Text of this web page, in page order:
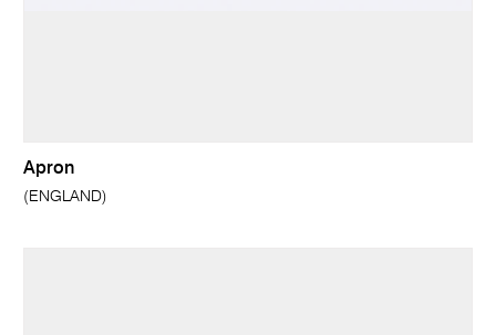
Apron
(ENGLAND)